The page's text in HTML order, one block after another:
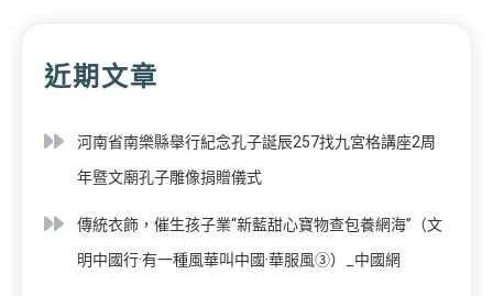
近期文章
河南省南樂縣舉行紀念孔子誕辰257找九宮格講座2周
年暨文廟孔子雕像捐贈儀式
傳統衣飾，催生孩子業“新藍甜心寶物查包養網海”（文
明中國行·有一種風華叫中國·華服風③）_中國網